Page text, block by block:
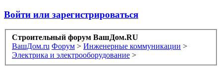
Войти или зарегистрироваться
Строительный форум ВашДом.RU
ВашДом.ru Форум > Инженерные коммуникации >
Электрика и электрооборудование >